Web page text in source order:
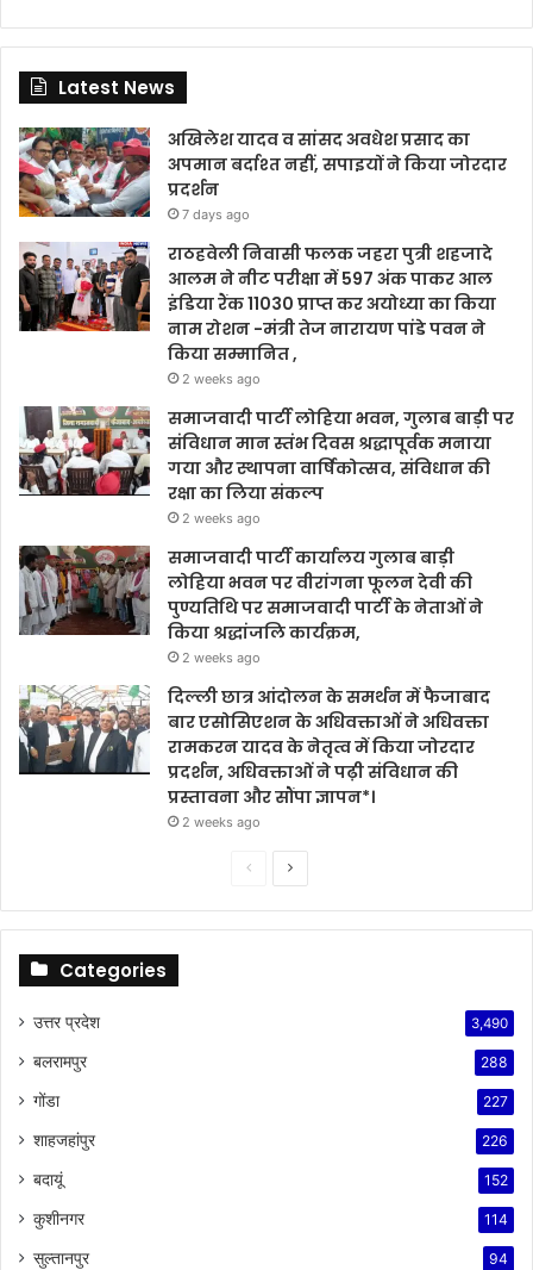
Latest News
अखिलेश यादव व सांसद अवधेश प्रसाद का
अपमान बर्दाश्त नहीं, सपाइयों ने किया जोरदार
प्रदर्शन
7 days ago
राठहवेली निवासी फलक जहरा पुत्री शहजादे
आलम ने नीट परीक्षा में 597 अंक पाकर आल
इंडिया रैंक 11030 प्राप्त कर अयोध्या का किया
नाम रोशन -मंत्री तेज नारायण पांडे पवन ने
किया सम्मानित ,
2 weeks ago
समाजवादी पार्टी लोहिया भवन, गुलाब बाड़ी पर
संविधान मान स्तंभ दिवस श्रद्धापूर्वक मनाया
गया और स्थापना वार्षिकोत्सव, संविधान की
रक्षा का लिया संकल्प
2 weeks ago
समाजवादी पार्टी कार्यालय गुलाब बाड़ी
लोहिया भवन पर वीरांगना फूलन देवी की
पुण्यतिथि पर समाजवादी पार्टी के नेताओं ने
किया श्रद्धांजलि कार्यक्रम,
2 weeks ago
दिल्ली छात्र आंदोलन के समर्थन में फैजाबाद
बार एसोसिएशन के अधिवक्ताओं ने अधिवक्ता
रामकरन यादव के नेतृत्व में किया जोरदार
प्रदर्शन, अधिवक्ताओं ने पढ़ी संविधान की
प्रस्तावना और सौंपा ज्ञापन*।
2 weeks ago
PreviousNext
Categories
उत्तर प्रदेश 3,490
बलरामपुर 288
गोंडा 227
शाहजहांपुर 226
बदायूं 152
कुशीनगर 114
सुल्तानपुर 94